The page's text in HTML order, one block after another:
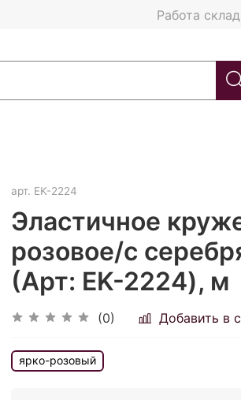
Работа
арт. EK-2224
Эластичное
розовое/с
(Арт: EK-2224), м
(0) Добавить в
ярко-розовый